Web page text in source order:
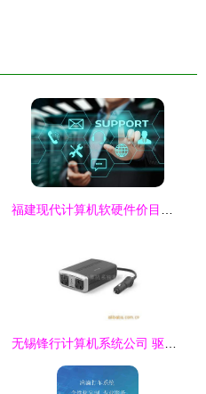
福建现代计算机软硬件价目与技术开发现状解析
无锡锋行计算机系统公司 驱动技术创新的引擎